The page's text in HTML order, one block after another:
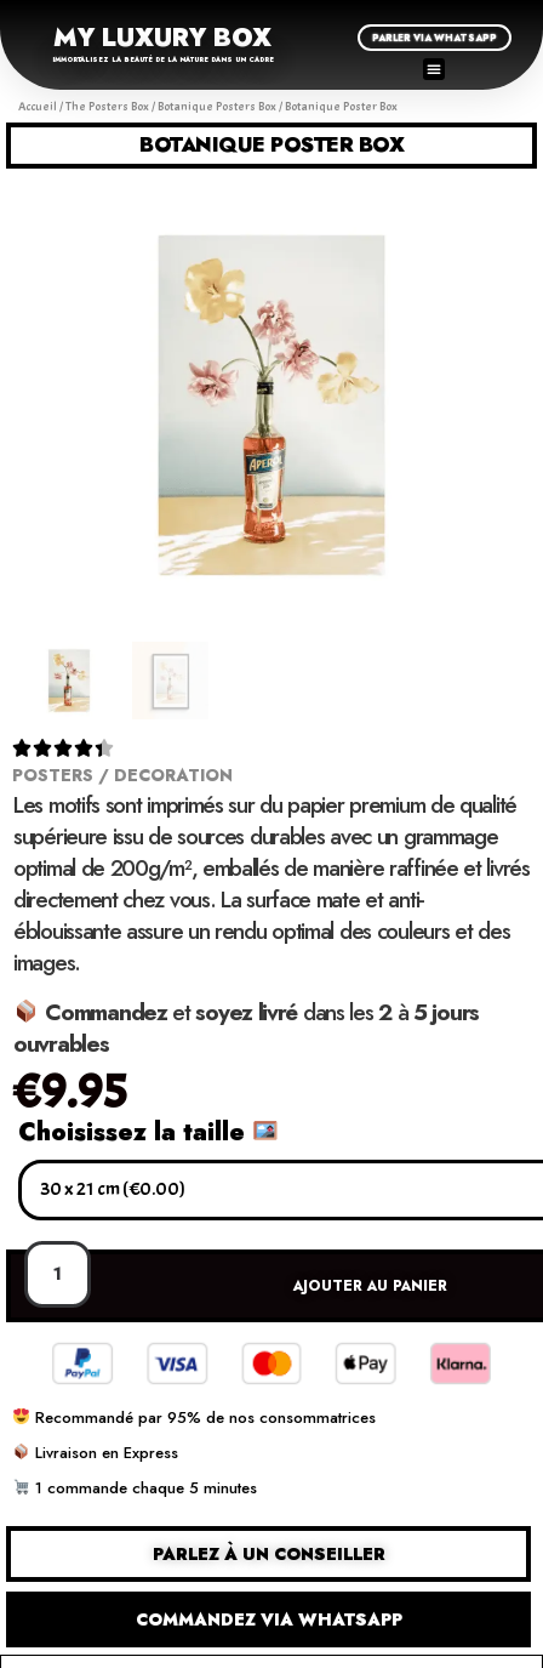
MY LUXURY BOX
IMMORTALISEZ LA BEAUTÉ DE LA NATURE DANS UN CADRE
PARLER VIA WHATSAPP
Accueil /The Posters Box/ Botanique Posters Box/ Botanique Poster Box
BOTANIQUE POSTER BOX

POSTERS / DECORATION
Les motifs sont imprimés sur du papier premium de qualité
supérieure issu de sources durables avec un grammage
optimal de 200g/m², emballés de manière raffinée et livrés
directement chez vous. La surface mate et anti-
éblouissante assure un rendu optimal des couleurs et des
images.
Commandezetsoyez livrédans les2à5 jours
ouvrables
€9.95
Choisissez la taille
AJOUTER AU PANIER
Recommandé par 95% de nos consommatrices
Livraison en Express
1 commande chaque 5 minutes
PARLEZ À UN CONSEILLER
COMMANDEZ VIA WHATSAPP